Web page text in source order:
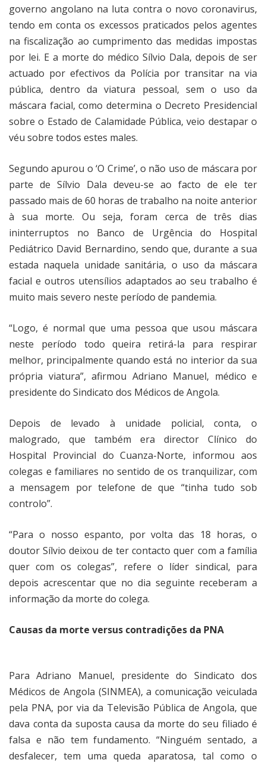
governo angolano na luta contra o novo coronavirus,
tendo em conta os excessos praticados pelos agentes
na fiscalização ao cumprimento das medidas impostas
por lei. E a morte do médico Sílvio Dala, depois de ser
actuado por efectivos da Polícia por transitar na via
pública, dentro da viatura pessoal, sem o uso da
máscara facial, como determina o Decreto Presidencial
sobre o Estado de Calamidade Pública, veio destapar o
véu sobre todos estes males.
Segundo apurou o ‘O Crime’, o não uso de máscara por
parte de Sílvio Dala deveu-se ao facto de ele ter
passado mais de 60 horas de trabalho na noite anterior
à sua morte. Ou seja, foram cerca de três dias
ininterruptos no Banco de Urgência do Hospital
Pediátrico David Bernardino, sendo que, durante a sua
estada naquela unidade sanitária, o uso da máscara
facial e outros utensílios adaptados ao seu trabalho é
muito mais severo neste período de pandemia.
“Logo, é normal que uma pessoa que usou máscara
neste período todo queira retirá-la para respirar
melhor, principalmente quando está no interior da sua
própria viatura”, afirmou Adriano Manuel, médico e
presidente do Sindicato dos Médicos de Angola.
Depois de levado à unidade policial, conta, o
malogrado, que também era director Clínico do
Hospital Provincial do Cuanza-Norte, informou aos
colegas e familiares no sentido de os tranquilizar, com
a mensagem por telefone de que “tinha tudo sob
controlo”.
“Para o nosso espanto, por volta das 18 horas, o
doutor Sílvio deixou de ter contacto quer com a família
quer com os colegas”, refere o líder sindical, para
depois acrescentar que no dia seguinte receberam a
informação da morte do colega.
Causas da morte versus contradições da PNA
Para Adriano Manuel, presidente do Sindicato dos
Médicos de Angola (SINMEA), a comunicação veiculada
pela PNA, por via da Televisão Pública de Angola, que
dava conta da suposta causa da morte do seu filiado é
falsa e não tem fundamento. “Ninguém sentado, a
desfalecer, tem uma queda aparatosa, tal como o